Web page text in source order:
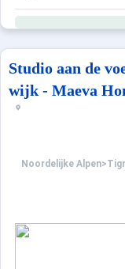
Studio aan de
wijk - Maeva
Noordelijke Alpen>